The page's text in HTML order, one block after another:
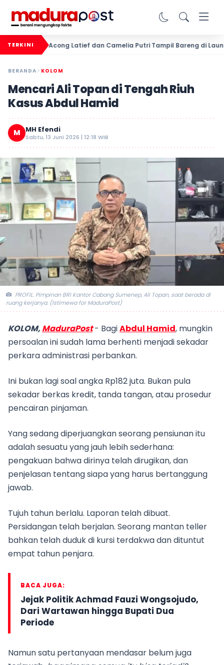
TERKINIAcong Latief dan Camelia Putri Tampil Bareng di Launching
BERANDA KOLOM
Mencari Ali Topan di Tengah Riuh
Kasus Abdul Hamid
M MH Efendi
Sabtu, 13 Juni 2026 | 12:18 WIB
PROFIL. Pimpinan BRI Kantor Cabang Sumenep, Ali Topan, saat berada di
ruang kerjanya. (Istimewa for MaduraPost)
KOLOM,MaduraPost- BagiAbdul Hamid, mungkin
persoalan ini sudah lama berhenti menjadi sekadar
perkara administrasi perbankan.
Ini bukan lagi soal angka Rp182 juta. Bukan pula
sekadar berkas kredit, tanda tangan, atau prosedur
pencairan pinjaman.
Yang sedang diperjuangkan seorang pensiunan itu
adalah sesuatu yang jauh lebih sederhana:
pengakuan bahwa dirinya telah dirugikan, dan
penjelasan tentang siapa yang harus bertanggung
jawab.
Tujuh tahun berlalu. Laporan telah dibuat.
Persidangan telah berjalan. Seorang mantan teller
bahkan telah duduk di kursi terdakwa dan dituntut
empat tahun penjara.
BACA JUGA:
Jejak Politik Achmad Fauzi Wongsojudo,
Dari Wartawan hingga Bupati Dua
Periode
Namun satu pertanyaan mendasar belum juga